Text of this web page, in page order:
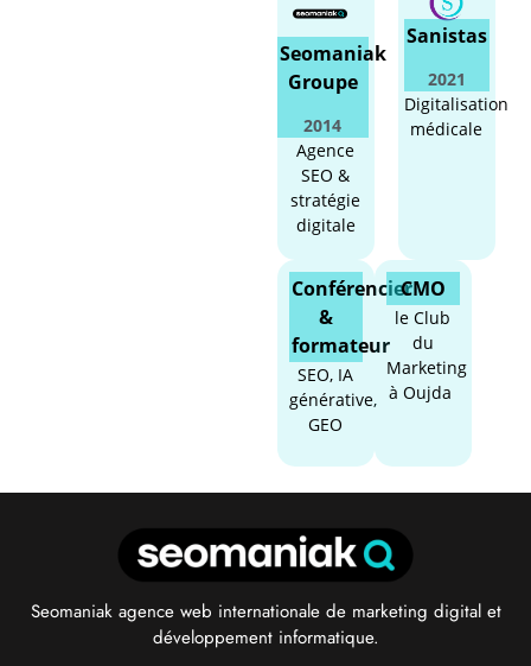
Seomaniak
Groupe
2014
Agence
SEO &
stratégie
digitale
Sanistas
2021
Digitalisation
médicale
Conférencier
&
formateur
SEO, IA
générative,
GEO
CMO
le Club
du
Marketing
à Oujda
Seomaniak agence web internationale de marketing digital et
développement informatique.